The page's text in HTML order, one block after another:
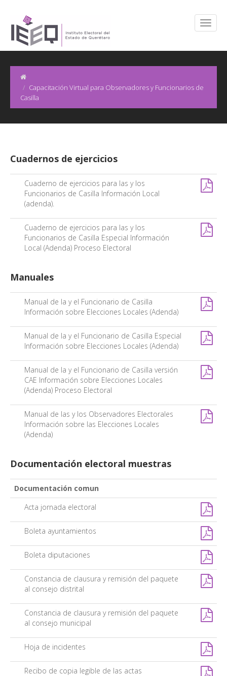
Capacitación Virtual para Observadores y Funcionarios de
Casilla
Cuadernos de ejercicios
Cuaderno de ejercicios para las y los
Funcionarios de Casilla Información Local
(adenda).
Cuaderno de ejercicios para las y los
Funcionarios de Casilla Especial Información
Local (Adenda) Proceso Electoral
Manuales
Manual de la y el Funcionario de Casilla
Información sobre Elecciones Locales (Adenda)
Manual de la y el Funcionario de Casilla Especial
Información sobre Elecciones Locales (Adenda)
Manual de la y el Funcionario de Casilla versión
CAE Información sobre Elecciones Locales
(Adenda) Proceso Electoral
Manual de las y los Observadores Electorales
Información sobre las Elecciones Locales
(Adenda)
Documentación electoral muestras
Documentación comun
Acta jornada electoral
Boleta ayuntamientos
Boleta diputaciones
Constancia de clausura y remisión del paquete
al consejo distrital
Constancia de clausura y remisión del paquete
al consejo municipal
Hoja de incidentes
Recibo de copia legible de las actas